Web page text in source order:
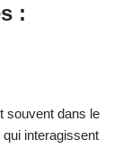
:
souvent dans le
interagissent